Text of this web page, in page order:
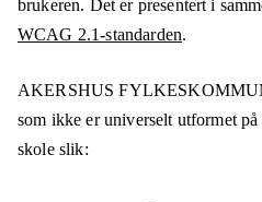
brukeren. Det er presentert i
WCAG 2.1-standarden.
AKERSHUS
som ikke er universelt utformet på
skoleslik: